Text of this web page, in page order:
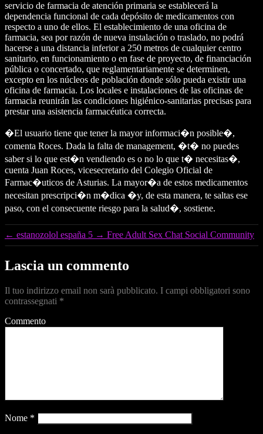
servicio de farmacia de atención primaria se establecerá la
dependencia funcional de cada depósito de medicamentos con
respecto a uno de ellos. El establecimiento de una oficina de
farmacia, sea por razón de nueva instalación o traslado, no podrá
hacerse a una distancia inferior a 250 metros de cualquier centro
sanitario, en funcionamiento o en fase de proyecto, de financiación
pública o concertado, que reglamentariamente se determinen,
excepto en los núcleos de población donde sólo pueda existir una
oficina de farmacia. Los locales e instalaciones de las oficinas de
farmacia reunirán las condiciones higiénico-sanitarias precisas para
prestar una asistencia farmacéutica correcta.
�El usuario tiene que tener la mayor informaci�n posible�,
comenta Roces. Dada la falta de management, �t� no puedes
saber si lo que est�n vendiendo es o no lo que t� necesitas�,
cuenta Juan Roces, vicesecretario del Colegio Oficial de
Farmac�uticos de Asturias. La mayor�a de estos medicamentos
necesitan prescripci�n m�dica �y, de esta manera, te saltas ese
paso, con el consecuente riesgo para la salud�, sostiene.
← estanozolol españa 5 → Free Adult Sex Chat Social Community
Lascia un commento
Il tuo indirizzo email non sarà pubblicato. I campi obbligatori sono
contrassegnati *
Commento
Nome *